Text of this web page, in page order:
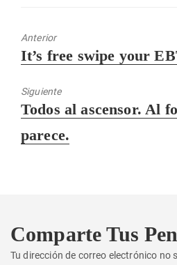
Anterior
Entrada
It’s free swipe your
Siguiente
Entrada
Todos al ascensor. Al
parece.
Comparte Tus
Tu dirección de correo electrónico no